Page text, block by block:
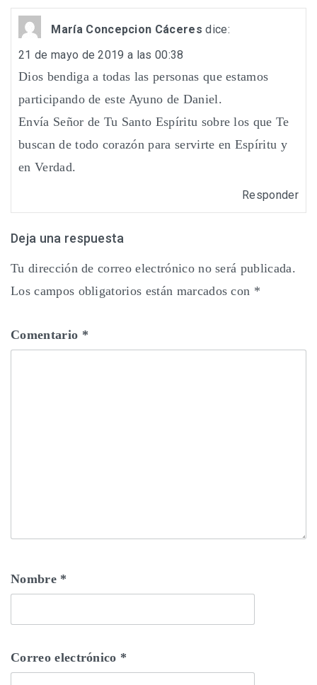
María Concepcion Cáceres dice:
21 de mayo de 2019 a las 00:38
Dios bendiga a todas las personas que estamos
participando de este Ayuno de Daniel.
Envía Señor de Tu Santo Espíritu sobre los que Te
buscan de todo corazón para servirte en Espíritu y
en Verdad.
Responder
Deja una respuesta
Tu dirección de correo electrónico no será publicada.
Los campos obligatorios están marcados con *
Comentario *
Nombre *
Correo electrónico *